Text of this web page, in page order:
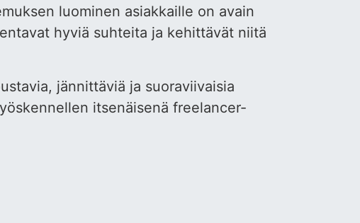
luominen asiakkaille on avain
hyviä suhteita ja kehittävät niitä
jännittäviä ja suoraviivaisia
itsenäisenä freelancer-